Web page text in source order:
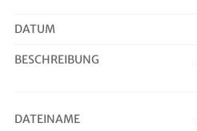
DATUM
BESCHREIBUNG
DATEINAME